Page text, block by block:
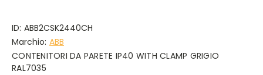
ID: ABB2CSK2440CH
Marchio: ABB
CONTENITORI DA PARETE IP40 WITH CLAMP GRIGIO
RAL7035